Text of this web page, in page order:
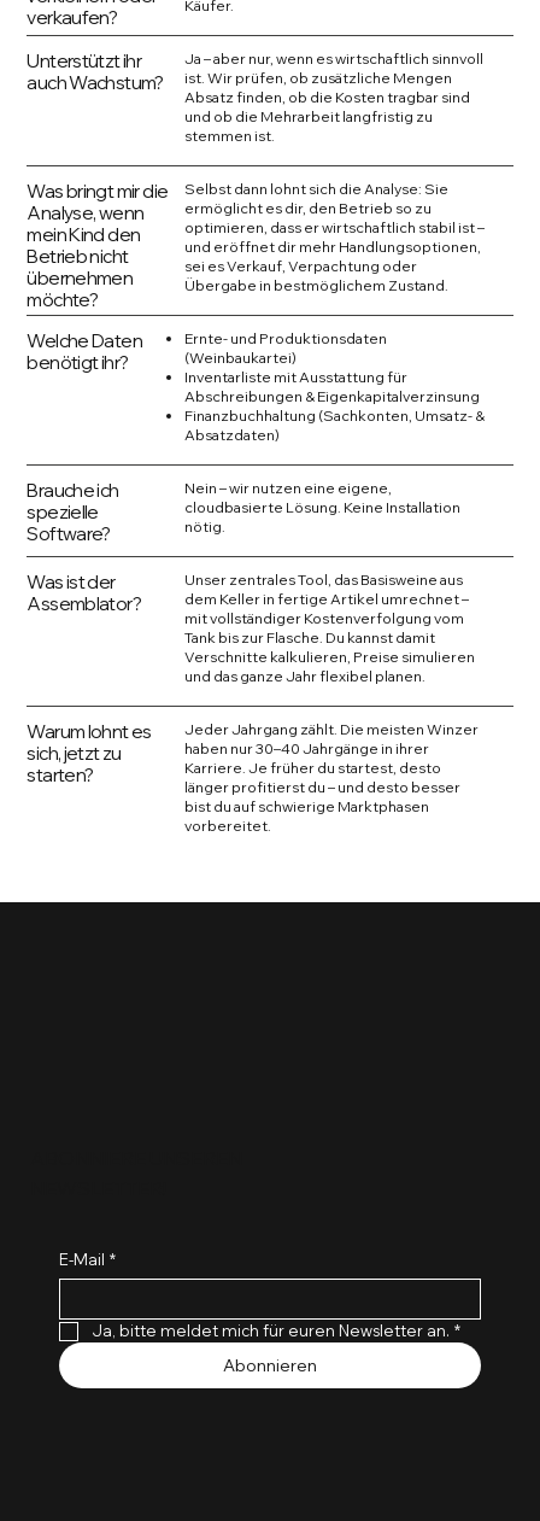
verkaufen?
Käufer.
Unterstützt ihr
auch Wachstum?
Ja – aber nur, wenn es wirtschaftlich sinnvoll
ist. Wir prüfen, ob zusätzliche Mengen
Absatz finden, ob die Kosten tragbar sind
und ob die Mehrarbeit langfristig zu
stemmen ist.
Was bringt mir die
Analyse, wenn
mein Kind den
Betrieb nicht
übernehmen
möchte?
Selbst dann lohnt sich die Analyse: Sie
ermöglicht es dir, den Betrieb so zu
optimieren, dass er wirtschaftlich stabil ist –
und eröffnet dir mehr Handlungsoptionen,
sei es Verkauf, Verpachtung oder
Übergabe in bestmöglichem Zustand.
Welche Daten
benötigt ihr?
Ernte- und Produktionsdaten
(Weinbaukartei)
Inventarliste mit Ausstattung für
Abschreibungen & Eigenkapitalverzinsung
Finanzbuchhaltung (Sachkonten, Umsatz- &
Absatzdaten)
Brauche ich
spezielle
Software?
Nein – wir nutzen eine eigene,
cloudbasierte Lösung. Keine Installation
nötig.
Was ist der
Assemblator?
Unser zentrales Tool, das Basisweine aus
dem Keller in fertige Artikel umrechnet –
mit vollständiger Kostenverfolgung vom
Tank bis zur Flasche. Du kannst damit
Verschnitte kalkulieren, Preise simulieren
und das ganze Jahr flexibel planen.
Warum lohnt es
sich, jetzt zu
starten?
Jeder Jahrgang zählt. Die meisten Winzer
haben nur 30–40 Jahrgänge in ihrer
Karriere. Je früher du startest, desto
länger profitierst du – und desto besser
bist du auf schwierige Marktphasen
vorbereitet.
E-Mail *
Ja, bitte meldet mich für euren Newsletter an. *
Abonnieren